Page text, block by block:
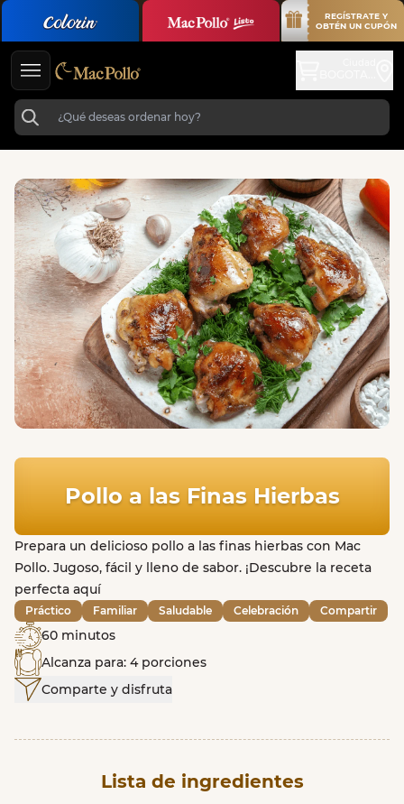
REGÍSTRATE Y
OBTÉN UN CUPÓN
Pollo a las Finas Hierbas
Prepara un delicioso pollo a las finas hierbas con Mac
Pollo. Jugoso, fácil y lleno de sabor. ¡Descubre la receta
perfecta aquí
Práctico Familiar Saludable Celebración Compartir
60 minutos
Alcanza para: 4 porciones
Comparte y disfruta
Lista de ingredientes